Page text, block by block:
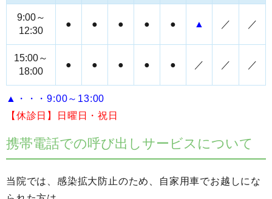
9:00～
12:30
● ● ● ● ● ▲ ／ ／
15:00～
18:00
● ● ● ● ● ／ ／ ／
▲・・・9:00～13:00
【休診日】日曜日・祝日
携帯電話での呼び出しサービスについて
当院では、感染拡大防止のため、自家用車でお越しにな